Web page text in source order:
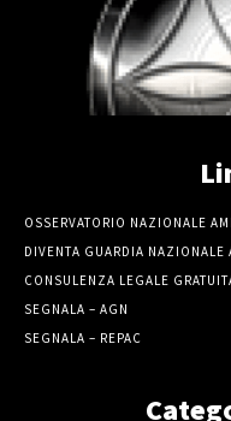
OSSERVATORIO NAZIONALE
DIVENTA GUARDIA NAZIONALE
CONSULENZA LEGALE
SEGNALA – AGN
SEGNALA – REPAC